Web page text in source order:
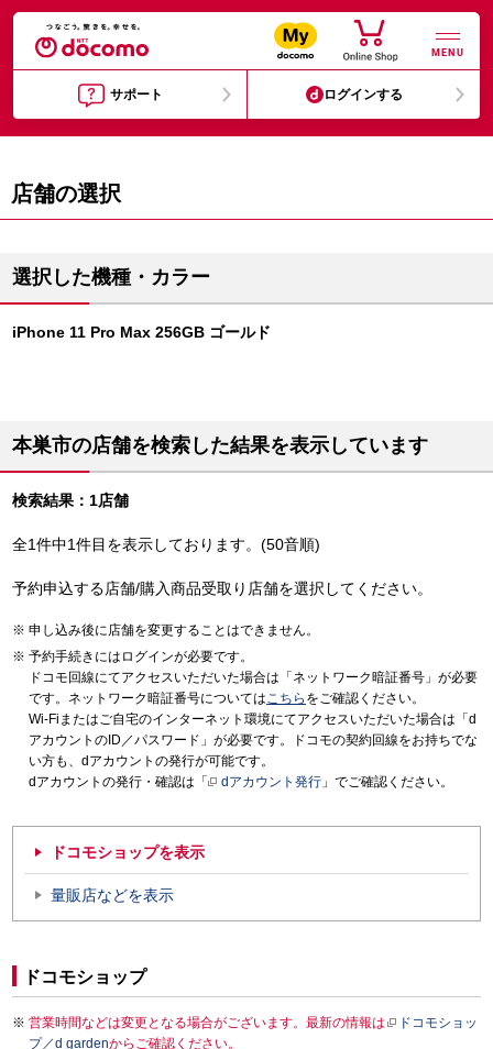
MENU
サポート ログインする
店舗の選択
選択した機種・カラー
iPhone 11 Pro Max 256GB ゴールド
本巣市の店舗を検索した結果を表示しています
検索結果：1店舗
全1件中1件目を表示しております。(50音順)
予約申込する店舗/購入商品受取り店舗を選択してください。
申し込み後に店舗を変更することはできません。
予約手続きにはログインが必要です。
ドコモ回線にてアクセスいただいた場合は「ネットワーク暗証番号」が必要
です。ネットワーク暗証番号についてはこちら をご確認ください。
Wi-Fiまたはご自宅のインターネット環境にてアクセスいただいた場合は「d
アカウントのID／パスワード」が必要です。ドコモの契約回線をお持ちでな
い方も、dアカウントの発行が可能です。
dアカウントの発行・確認は「
dアカウント発行 」でご確認ください。
ドコモショップを表示
量販店などを表示
ドコモショップ
営業時間などは変更となる場合がございます。最新の情報は
ドコモショッ
プ／d gardenからご確認ください。